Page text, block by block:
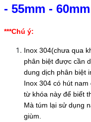
- 55mm - 60mm
***Chú ý:
Inox 304(chưa qua
phân biệt được cần
dung dịch phân biệt
Inox 304 có hút
từ khóa này để biết
Mà túm lại sử dụng
giùm.